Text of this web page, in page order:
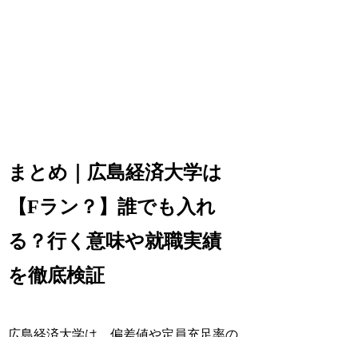
まとめ｜広島経済大学は
【Fラン？】誰でも入れ
る？行く意味や就職実績
を徹底検証